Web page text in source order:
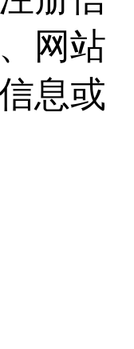
网站
息或